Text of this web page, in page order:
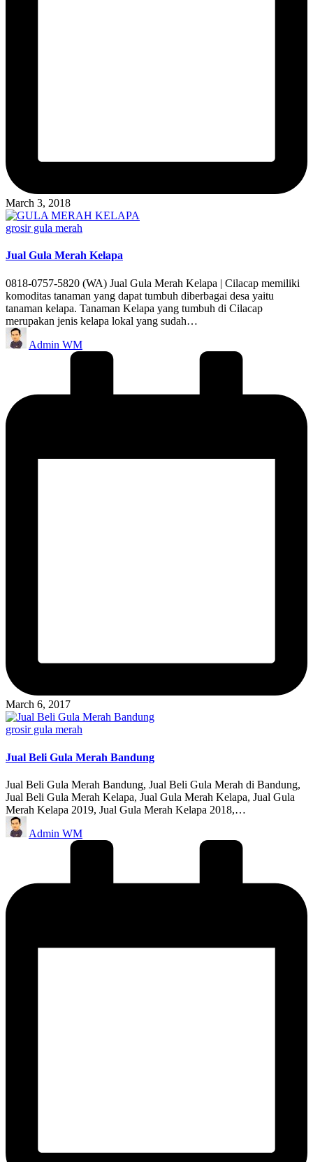
March 3, 2018
Posted
grosir gula merah
Jual Gula Merah Kelapa
0818-0757-5820 (WA) Jual Gula Merah Kelapa | Cilacap memiliki
komoditas tanaman yang dapat tumbuh diberbagai desa yaitu
tanaman kelapa. Tanaman Kelapa yang tumbuh di Cilacap
merupakan jenis kelapa lokal yang sudah…
Posted
by
Admin WM
March 6, 2017
Posted
grosir gula merah
Jual Beli Gula Merah Bandung
Jual Beli Gula Merah Bandung, Jual Beli Gula Merah di Bandung,
Jual Beli Gula Merah Kelapa, Jual Gula Merah Kelapa, Jual Gula
Merah Kelapa 2019, Jual Gula Merah Kelapa 2018,…
Posted
by
Admin WM